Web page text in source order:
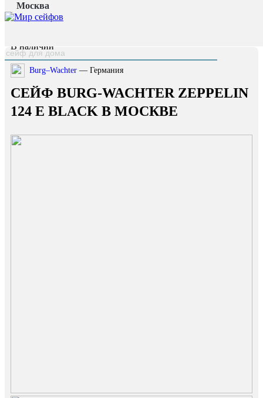
Москва
Главная страница
Каталог /
В наличии
Burg–Wachter — Германия
СЕЙФ BURG-WACHTER ZEPPELIN
124 E BLACK В МОСКВЕ